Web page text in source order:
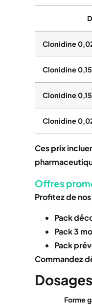
Clonidine
Clonidine
Clonidine
Clonidine
Cesprix
Offres
Profitez de
Pack
Pack 3
Pack
Commandez
Forme